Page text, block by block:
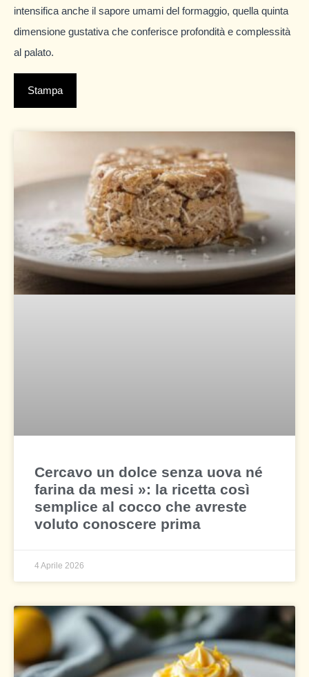
Cercavo un dolce senza uova né
farina da mesi »: la ricetta così
semplice al cocco che avreste
voluto conoscere prima
4 Aprile 2026
intensifica anche il sapore umami del formaggio, quella quinta
dimensione gustativa che conferisce profondità e complessità
al palato.
Stampa